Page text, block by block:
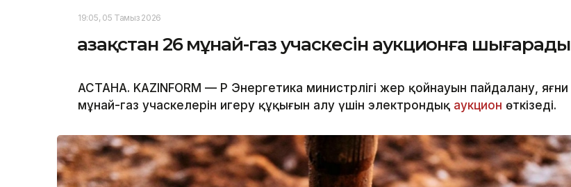
19:05, 05 Тамыз 2026
Қазақстан 26 мұнай-газ учаскесін аукционға шығарады
АСТАНА. KAZINFORM — ҚР Энергетика министрлігі жер қойнауын пайдалану, яғни
мұнай-газ учаскелерін игеру құқығын алу үшін электрондық аукцион өткізеді.